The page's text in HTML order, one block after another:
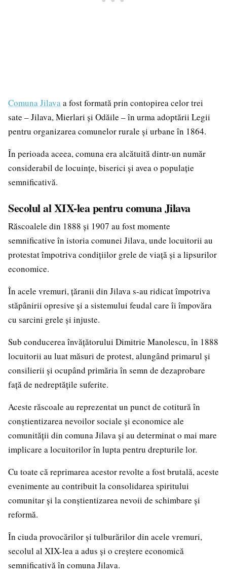
Comuna Jilavaa fost formată prin contopirea celor trei
sate – Jilava, Mierlari și Odăile – în urma adoptării Legii
pentru organizarea comunelor rurale și urbane în 1864.
În perioada aceea, comuna era alcătuită dintr-un număr
considerabil de locuințe, biserici și avea o populație
semnificativă.
Secolul al XIX-lea pentru comuna Jilava
Răscoalele din 1888 și 1907 au fost momente
semnificative în istoria comunei Jilava, unde locuitorii au
protestat împotriva condițiilor grele de viață și a lipsurilor
economice.
În acele vremuri, țăranii din Jilava s-au ridicat împotriva
stăpânirii opresive și a sistemului feudal care îi împovăra
cu sarcini grele și injuste.
Sub conducerea învățătorului Dimitrie Manolescu, în 1888
locuitorii au luat măsuri de protest, alungând primarul și
consilierii și ocupând primăria în semn de dezaprobare
față de nedreptățile suferite.
Aceste răscoale au reprezentat un punct de cotitură în
conștientizarea nevoilor sociale și economice ale
comunității din comuna Jilava și au determinat o mai mare
implicare a locuitorilor în lupta pentru drepturile lor.
Cu toate că reprimarea acestor revolte a fost brutală, aceste
evenimente au contribuit la consolidarea spiritului
comunitar și la conștientizarea nevoii de schimbare și
reformă.
În ciuda provocărilor și tulburărilor din acele vremuri,
secolul al XIX-lea a adus și o creștere economică
semnificativă în comuna Jilava.